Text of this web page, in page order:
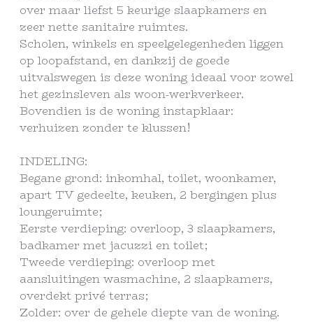
over maar liefst 5 keurige slaapkamers en
zeer nette sanitaire ruimtes.
Scholen, winkels en speelgelegenheden liggen
op loopafstand, en dankzij de goede
uitvalswegen is deze woning ideaal voor zowel
het gezinsleven als woon-werkverkeer.
Bovendien is de woning instapklaar:
verhuizen zonder te klussen!
INDELING:
Begane grond: inkomhal, toilet, woonkamer,
apart TV gedeelte, keuken, 2 bergingen plus
loungeruimte;
Eerste verdieping: overloop, 3 slaapkamers,
badkamer met jacuzzi en toilet;
Tweede verdieping: overloop met
aansluitingen wasmachine, 2 slaapkamers,
overdekt privé terras;
Zolder: over de gehele diepte van de woning.